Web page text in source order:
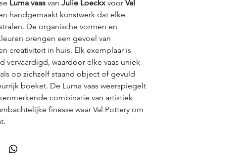
Luma vaas van Julie Loeckxvoor Val
handgemaakt kunstwerk dat elke
De organische vormen en
brengen een gevoel van
creativiteit in huis. Elk exemplaar is
vervaardigd, waardoor elke vaas uniek
op zichzelf staand object of gevuld
boeket. De Luma vaas weerspiegelt
combinatie van artistiek
finesse waar Val Pottery om